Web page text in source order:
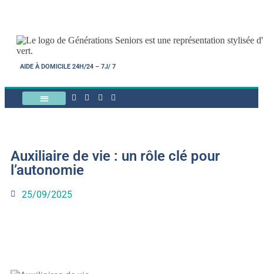
AIDE À DOMICILE 24H/24 – 7J/ 7
Auxiliaire de vie : un rôle clé pour
l’autonomie
25/09/2025